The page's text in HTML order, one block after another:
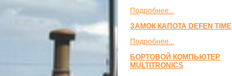
Подробнее...
ЗАМОК КАПОТА DEFEN TIME
Подробнее...
БОРТОВОЙ КОМПЬЮТЕР
MULTITRONICS